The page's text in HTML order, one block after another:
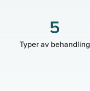
5
Typer av behandling